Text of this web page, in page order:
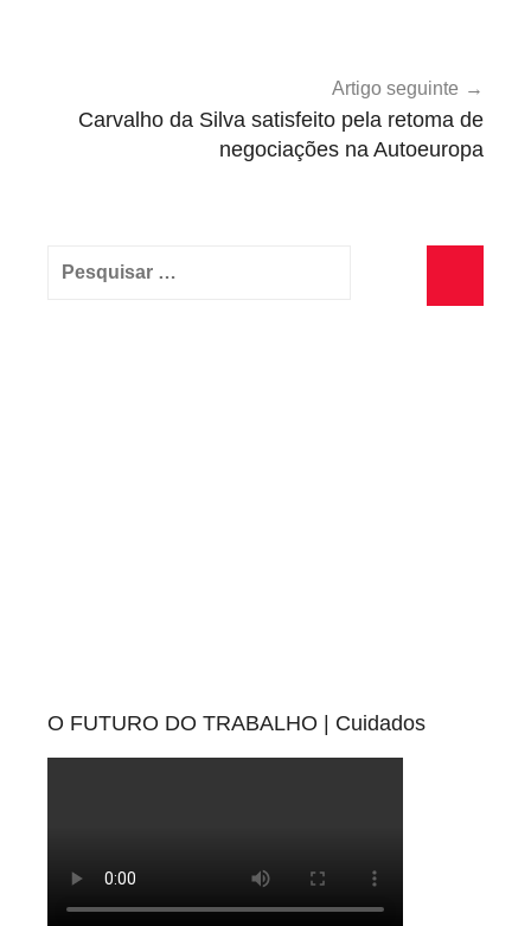
Artigo seguinte
Carvalho da Silva satisfeito pela retoma de
negociações na Autoeuropa
Pesquisar
O FUTURO DO TRABALHO | Cuidados